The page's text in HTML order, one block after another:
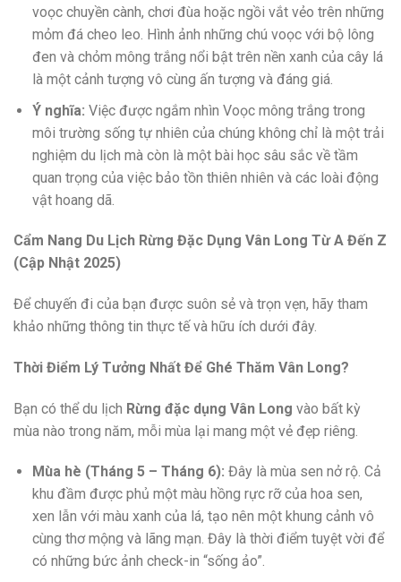
voọc chuyền cành, chơi đùa hoặc ngồi vắt vẻo trên những
mỏm đá cheo leo. Hình ảnh những chú voọc với bộ lông
đen và chỏm mông trắng nổi bật trên nền xanh của cây lá
là một cảnh tượng vô cùng ấn tượng và đáng giá.
Ý nghĩa: Việc được ngắm nhìn Voọc mông trắng trong
môi trường sống tự nhiên của chúng không chỉ là một trải
nghiệm du lịch mà còn là một bài học sâu sắc về tầm
quan trọng của việc bảo tồn thiên nhiên và các loài động
vật hoang dã.
Cẩm Nang Du Lịch Rừng Đặc Dụng Vân Long Từ A Đến Z
(Cập Nhật 2025)
Để chuyến đi của bạn được suôn sẻ và trọn vẹn, hãy tham
khảo những thông tin thực tế và hữu ích dưới đây.
Thời Điểm Lý Tưởng Nhất Để Ghé Thăm Vân Long?
Bạn có thể du lịch Rừng đặc dụng Vân Long vào bất kỳ
mùa nào trong năm, mỗi mùa lại mang một vẻ đẹp riêng.
Mùa hè (Tháng 5 – Tháng 6): Đây là mùa sen nở rộ. Cả
khu đầm được phủ một màu hồng rực rỡ của hoa sen,
xen lẫn với màu xanh của lá, tạo nên một khung cảnh vô
cùng thơ mộng và lãng mạn. Đây là thời điểm tuyệt vời để
có những bức ảnh check-in “sống ảo”.